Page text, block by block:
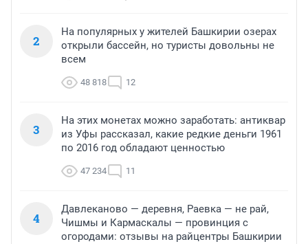
2
На популярных у жителей Башкирии озерах
открыли бассейн, но туристы довольны не
всем
48 818 12
3
На этих монетах можно заработать: антиквар
из Уфы рассказал, какие редкие деньги 1961
по 2016 год обладают ценностью
47 234 11
4
Давлеканово — деревня, Раевка — не рай,
Чишмы и Кармаскалы — провинция с
огородами: отзывы на райцентры Башкирии